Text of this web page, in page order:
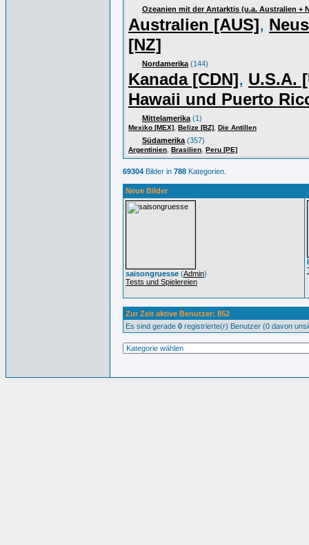
Ozeanien mit der Antarktis (u.a. Australien +
Australien [AUS],
[NZ]
Nordamerika (144)
Kanada [CDN], U.S.A.
Hawaii und Puerto
Mittelamerika (1)
Mexiko [MEX] Belize [BZ] Die Antillen
Südamerika (357)
Argentinien Brasilien Peru [PE]
69304 Bilder in 788 Kategorien.
Neue Bilder
saisongruesse (Admin)
Tests und Spielereien
Zur Zeit aktive Benutzer: 852
Es sind gerade 0 registrierte(r) Benutzer (0 davon